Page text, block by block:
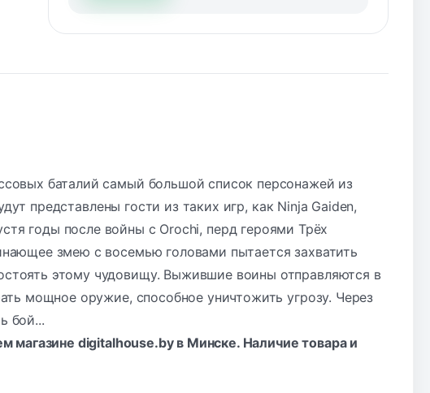
баталий самый большой список персонажей из
представлены гости из таких игр, как Ninja Gaiden,
годы после войны с Orochi, перд героями Трёх
змею с восемью головами пытается захватить
этому чудовищу. Выжившие воины отправляются в
мощное оружие, способное уничтожить угрозу. Через
бой...
digitalhouse.by в Минске. Наличие товара и